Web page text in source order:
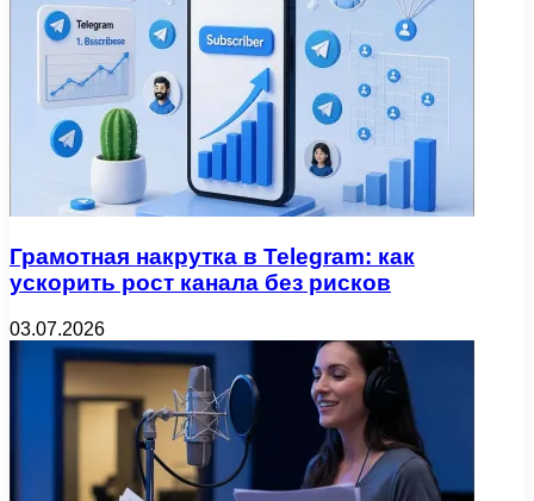
Грамотная накрутка в Telegram: как
ускорить рост канала без рисков
03.07.2026